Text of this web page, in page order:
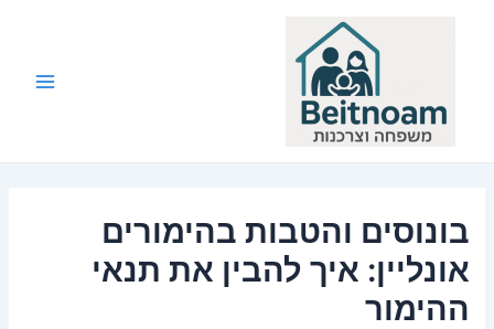
בונוסים והטבות בהימורים
אונליין: איך להבין את תנאי
ההימור